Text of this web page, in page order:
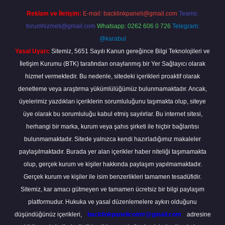
Reklam ve İletişim: E-mail: backlinkpaneli@gmail.com Teams:
forumhizmeti@gmail.com Whatsapp: 0262 606 0 726 Telegram:
@karabul
Yasal Uyarı: Sitemiz, 5651 Sayılı Kanun gereğince Bilgi Teknolojileri ve
İletişim Kurumu (BTK) tarafından onaylanmış bir Yer Sağlayıcı olarak
hizmet vermektedir. Bu nedenle, sitedeki içerikleri proaktif olarak
denetleme veya araştırma yükümlülüğümüz bulunmamaktadır. Ancak,
üyelerimiz yazdıkları içeriklerin sorumluluğunu taşımakta olup, siteye
üye olarak bu sorumluluğu kabul etmiş sayılırlar. Bu internet sitesi,
herhangi bir marka, kurum veya şahıs şirketi ile hiçbir bağlantısı
bulunmamaktadır. Sitede yalnızca kendi hazırladığımız makaleler
paylaşılmaktadır. Burada yer alan içerikler haber niteliği taşımamakta
olup, gerçek kurum ve kişiler hakkında paylaşım yapılmamaktadır.
Gerçek kurum ve kişiler ile isim benzerlikleri tamamen tesadüfidir.
Sitemiz, kar amacı gütmeyen ve tamamen ücretsiz bir bilgi paylaşım
platformudur. Hukuka ve yasal düzenlemelere aykırı olduğunu
düşündüğünüz içerikleri,
backlinkpanelicomtr@gmail.com
adresine